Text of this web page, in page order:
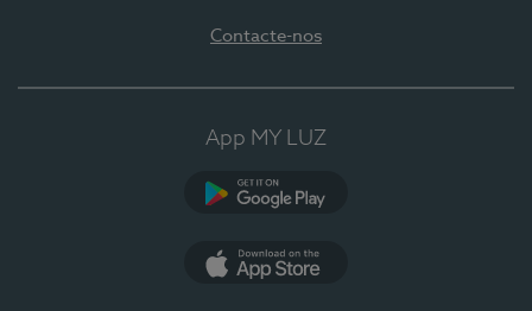
Contacte-nos
App MY LUZ